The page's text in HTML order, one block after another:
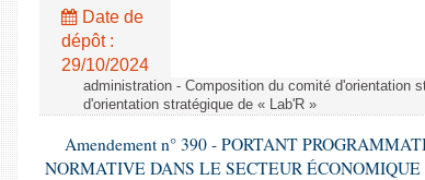
Date de
dépôt :
29/10/2024
administration - Composition du comité d'orientation
d'orientation stratégique de « Lab'R »
Amendement n° 390 - PORTANT
NORMATIVE DANS LE SECTEUR ÉCONOMIQUE